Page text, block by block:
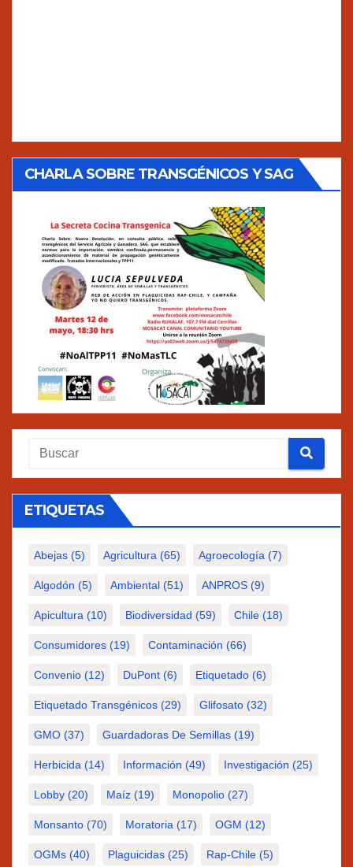
CHARLA SOBRE TRANSGÉNICOS Y SAG
ETIQUETAS
Abejas (5) Agricultura (65) Agroecología (7)
Algodón (5) Ambiental (51) ANPROS (9)
Apicultura (10) Biodiversidad (59) Chile (18)
Consumidores (19) Contaminación (66)
Convenio (12) DuPont (6) Etiquetado (6)
Etiquetado Transgénicos (29) Glifosato (32)
GMO (37) Guardadoras De Semillas (19)
Herbicida (14) Información (49) Investigación (25)
Lobby (20) Maíz (19) Monopolio (27)
Monsanto (70) Moratoria (17) OGM (12)
OGMs (40) Plaguicidas (25) Rap-Chile (5)